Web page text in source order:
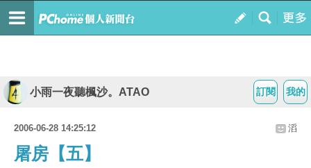
我的
訂閱
小雨一夜聽楓沙。ATAO
2006-06-28 14:25:12 滔
屠房【五】